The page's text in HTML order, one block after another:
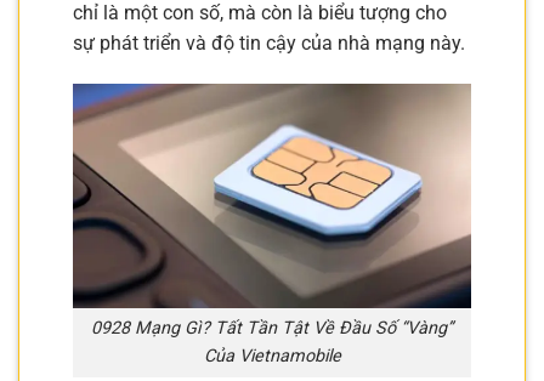
chỉ là một con số, mà còn là biểu tượng cho
sự phát triển và độ tin cậy của nhà mạng này.
0928 Mạng Gì? Tất Tần Tật Về Đầu Số “Vàng”
Của Vietnamobile